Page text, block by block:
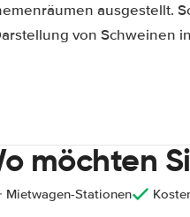
ausgestellt.
von Schweinen
möchten
Mietwagen-Stationen